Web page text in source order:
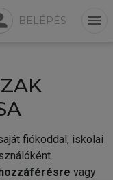
BELÉPÉS menu
fiókoddal, iskolai
vagy